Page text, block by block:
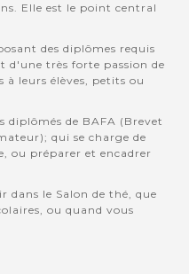
Elle est le point central
des diplômes requis
d'une très forte passion de
à leurs élèves, petits ou
diplômés de BAFA (Brevet
qui se charge de
ou préparer et encadrer
dans le Salon de thé, que
ou quand vous